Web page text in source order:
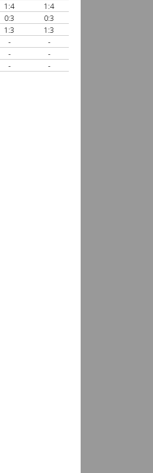
1:4
1:4
0:3
0:3
1:3
1:3
-
-
-
-
- -